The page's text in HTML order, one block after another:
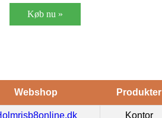
Køb nu »
Webshop Produkter
Kontor